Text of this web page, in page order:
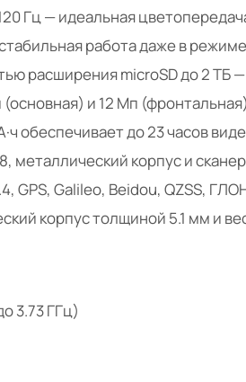
Гц — идеальная
работа даже в
расширения microSD до 2 ТБ
(основная) и 12 Мп
обеспечивает до 23 часов
металлический корпус и
GPS, Galileo, Beidou, QZSS,
корпус толщиной 5.1 мм и
3.73 ГГц)